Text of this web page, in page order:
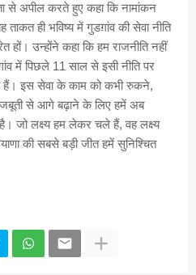
से अपील करते हुए कहा कि नामांकन
ही भविष्य में गुडग़ांव की सेवा नीति
हों। उन्होंने कहा कि हम राजनीति नहीं
में पिछले 11 साल से इसी नीति पर
हैं। इस सेवा के काम को कभी रुकने,
से आगे बढ़ाने के लिए हमें अब
जो लक्ष्य हम लेकर चले हैं, वह लक्ष्य
की सबसे बड़ी जीत हमें सुनिश्चित